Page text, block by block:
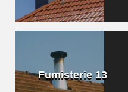
Fumisterie 13